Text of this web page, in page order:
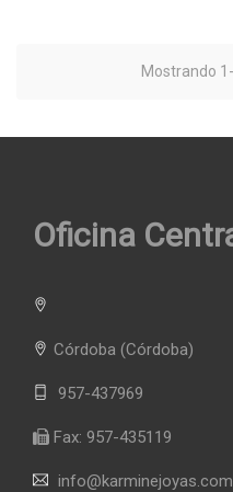
Mostrando
Oficina
Córdoba (Córdoba)
957-437969
Fax: 957-435119
info@karminejoyas.com